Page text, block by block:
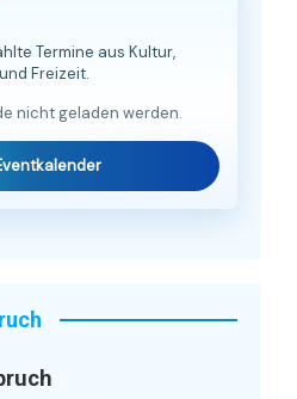
Termine aus Kultur,
Freizeit.
nicht geladen werden.